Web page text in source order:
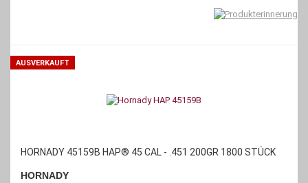
AUSVERKAUFT
HORNADY 45159B HAP® 45 CAL - .451 200GR 1800 STÜCK
HORNADY